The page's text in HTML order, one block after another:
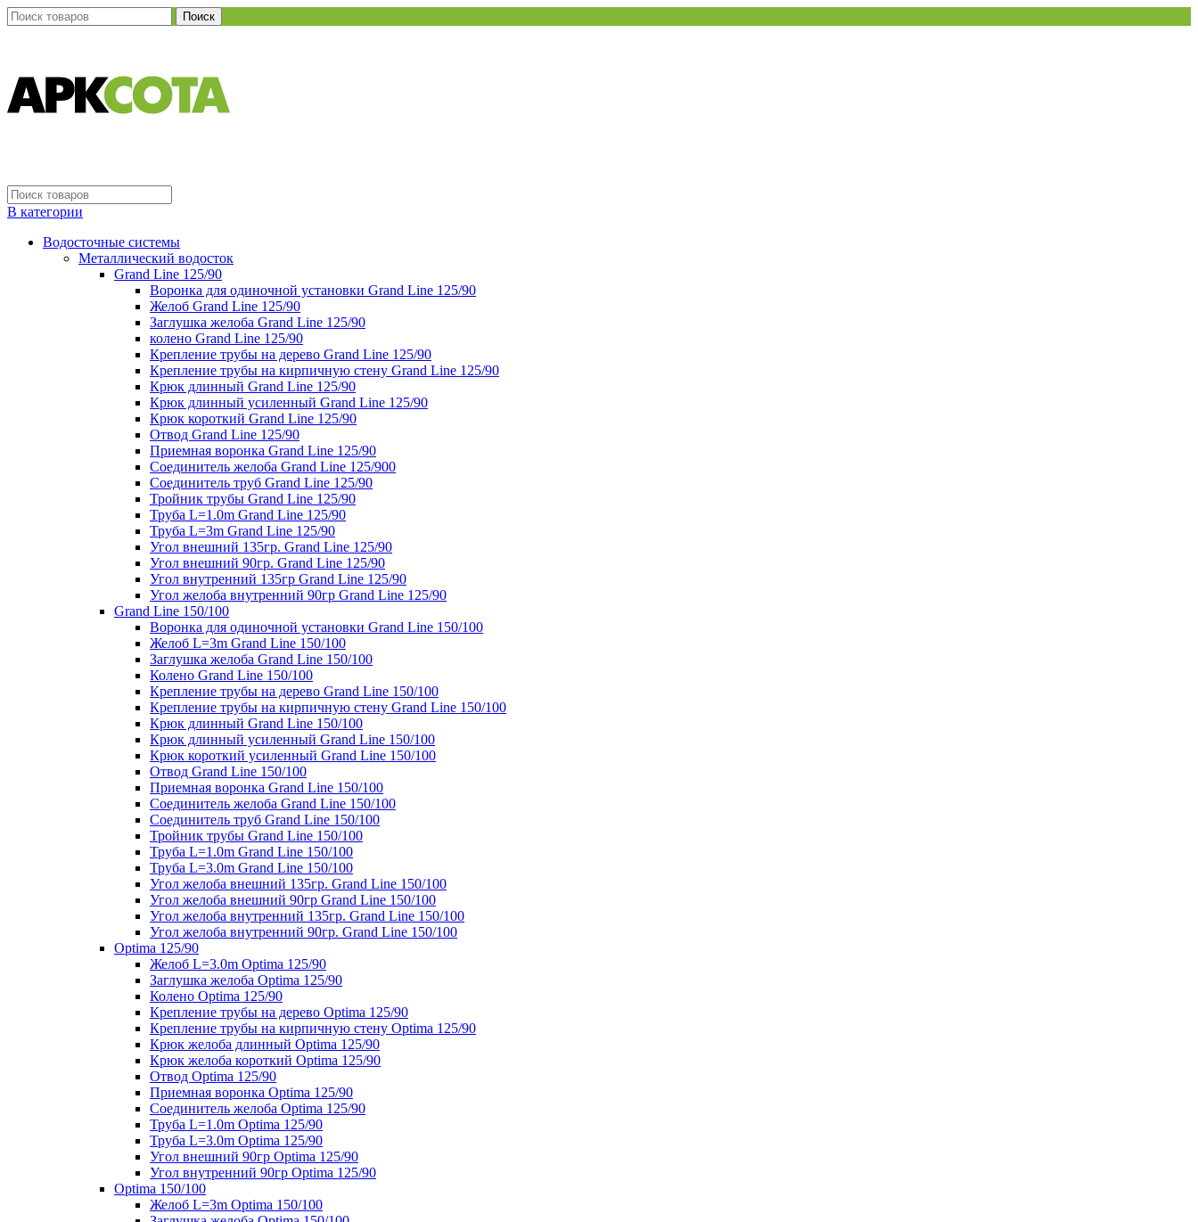
Поиск
В категории
Водосточные системы
Металлический водосток
Grand Line 125/90
Воронка для одиночной установки Grand Line 125/90
Желоб Grand Line 125/90
Заглушка желоба Grand Line 125/90
колено Grand Line 125/90
Крепление трубы на дерево Grand Line 125/90
Крепление трубы на кирпичную стену Grand Line 125/90
Крюк длинный Grand Line 125/90
Крюк длинный усиленный Grand Line 125/90
Крюк короткий Grand Line 125/90
Отвод Grand Line 125/90
Приемная воронка Grand Line 125/90
Соединитель желоба Grand Line 125/900
Соединитель труб Grand Line 125/90
Тройник трубы Grand Line 125/90
Труба L=1.0m Grand Line 125/90
Труба L=3m Grand Line 125/90
Угол внешний 135гр. Grand Line 125/90
Угол внешний 90гр. Grand Line 125/90
Угол внутренний 135гр Grand Line 125/90
Угол желоба внутренний 90гр Grand Line 125/90
Grand Line 150/100
Воронка для одиночной установки Grand Line 150/100
Желоб L=3m Grand Line 150/100
Заглушка желоба Grand Line 150/100
Колено Grand Line 150/100
Крепление трубы на дерево Grand Line 150/100
Крепление трубы на кирпичную стену Grand Line 150/100
Крюк длинный Grand Line 150/100
Крюк длинный усиленный Grand Line 150/100
Крюк короткий усиленный Grand Line 150/100
Отвод Grand Line 150/100
Приемная воронка Grand Line 150/100
Соединитель желоба Grand Line 150/100
Соединитель труб Grand Line 150/100
Тройник трубы Grand Line 150/100
Труба L=1.0m Grand Line 150/100
Труба L=3.0m Grand Line 150/100
Угол желоба внешний 135гр. Grand Line 150/100
Угол желоба внешний 90гр Grand Line 150/100
Угол желоба внутренний 135гр. Grand Line 150/100
Угол желоба внутренний 90гр. Grand Line 150/100
Optima 125/90
Желоб L=3.0m Optima 125/90
Заглушка желоба Optima 125/90
Колено Optima 125/90
Крепление трубы на дерево Optima 125/90
Крепление трубы на кирпичную стену Optima 125/90
Крюк желоба длинный Optima 125/90
Крюк желоба короткий Optima 125/90
Отвод Optima 125/90
Приемная воронка Optima 125/90
Соединитель желоба Optima 125/90
Труба L=1.0m Optima 125/90
Труба L=3.0m Optima 125/90
Угол внешний 90гр Optima 125/90
Угол внутренний 90гр Optima 125/90
Optima 150/100
Желоб L=3m Optima 150/100